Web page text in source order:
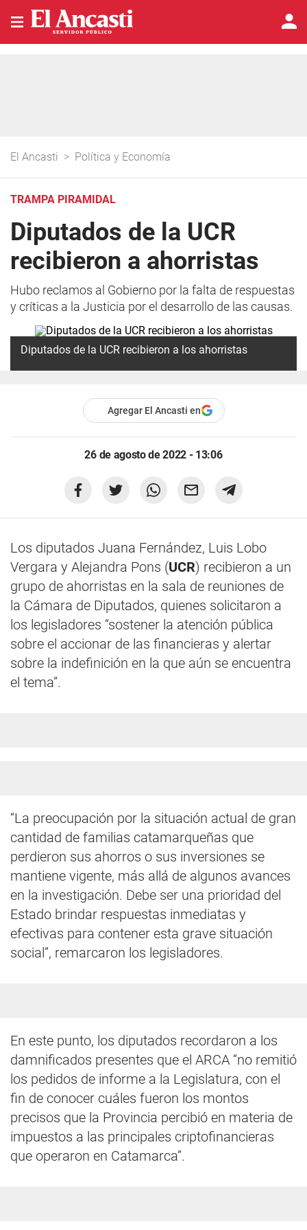
El Ancasti > Política y Economía
TRAMPA PIRAMIDAL
Diputados de la UCR
recibieron a ahorristas
Hubo reclamos al Gobierno por la falta de respuestas
y críticas a la Justicia por el desarrollo de las causas.
Diputados de la UCR recibieron a los ahorristas
Agregar El Ancasti en
26 de agosto de 2022 - 13:06
Los diputados Juana Fernández, Luis Lobo
Vergara y Alejandra Pons (UCR) recibieron a un
grupo de ahorristas en la sala de reuniones de
la Cámara de Diputados, quienes solicitaron a
los legisladores “sostener la atención pública
sobre el accionar de las financieras y alertar
sobre la indefinición en la que aún se encuentra
el tema”.
“La preocupación por la situación actual de gran
cantidad de familias catamarqueñas que
perdieron sus ahorros o sus inversiones se
mantiene vigente, más allá de algunos avances
en la investigación. Debe ser una prioridad del
Estado brindar respuestas inmediatas y
efectivas para contener esta grave situación
social”, remarcaron los legisladores.
En este punto, los diputados recordaron a los
damnificados presentes que el ARCA “no remitió
los pedidos de informe a la Legislatura, con el
fin de conocer cuáles fueron los montos
precisos que la Provincia percibió en materia de
impuestos a las principales criptofinancieras
que operaron en Catamarca”.